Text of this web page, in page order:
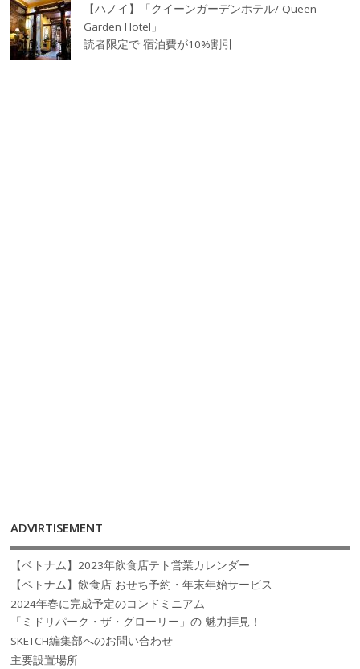
【ハノイ】「クイーンガーデンホテル/ Queen
Garden Hotel」
読者限定で 宿泊費が10%割引
ADVIRTISEMENT
【ベトナム】2023年飲食店テト営業カレンダー
【ベトナム】飲食店 おせち予約・年末年始サービス
2024年春に完成予定のコンドミニアム
「ミドリパーク・ザ・グローリー」の 魅力拝見！
SKETCH編集部へのお問い合わせ
主要設置場所